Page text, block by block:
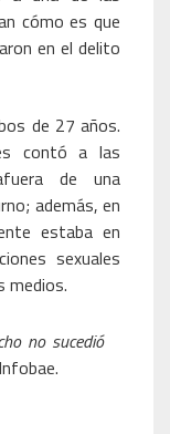
cómo es que
en el delito
de 27 años.
contó a las
de una
además, en
estaba en
sexuales
medios.
no sucedió
Infobae.